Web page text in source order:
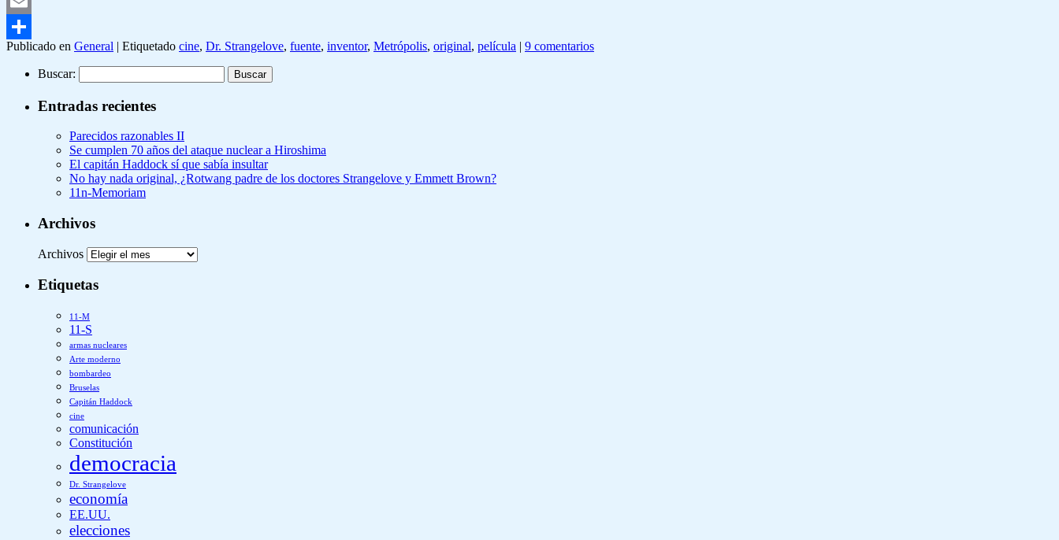
Email
Compartir
Publicado en General | Etiquetado cine, Dr. Strangelove, fuente, inventor, Metrópolis, original, película | 9 comentarios
Buscar:
Entradas recientes
Parecidos razonables II
Se cumplen 70 años del ataque nuclear a Hiroshima
El capitán Haddock sí que sabía insultar
No hay nada original, ¿Rotwang padre de los doctores Strangelove y Emmett Brown?
11n-Memoriam
Archivos
Archivos
Etiquetas
11-M
11-S
armas nucleares
Arte moderno
bombardeo
Bruselas
Capitán Haddock
cine
comunicación
Constitución
democracia
Dr. Strangelove
economía
EE.UU.
elecciones